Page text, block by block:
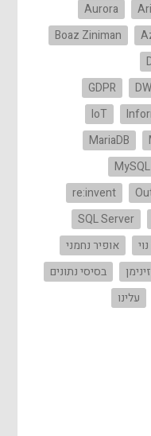
Aurora
Boaz Ziniman
GDPR
IoT
MariaDB
MySQL
re:invent
SQL Server
אופיר נחמני
בסיסי נתונים
עלינו